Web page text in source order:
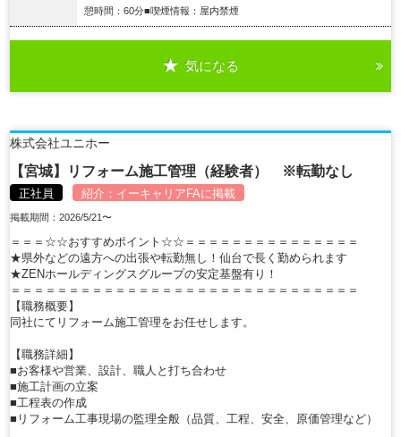
憩時間：60分■喫煙情報：屋内禁煙
気になる
株式会社ユニホー
【宮城】リフォーム施工管理（経験者） ※転勤なし
正社員 紹介： イーキャリアFAに掲載
掲載期間：2026/5/21〜
＝＝＝☆☆おすすめポイント☆☆＝＝＝＝＝＝＝＝＝＝＝＝＝＝＝
★県外などの遠方への出張や転勤無し！仙台で長く勤められます
★ZENホールディングスグループの安定基盤有り！
＝＝＝＝＝＝＝＝＝＝＝＝＝＝＝＝＝＝＝＝＝＝＝＝＝＝＝＝＝＝
【職務概要】
同社にてリフォーム施工管理をお任せします。
【職務詳細】
■お客様や営業、設計、職人と打ち合わせ
■施工計画の立案
■工程表の作成
■リフォーム工事現場の監理全般（品質、工程、安全、原価管理など）